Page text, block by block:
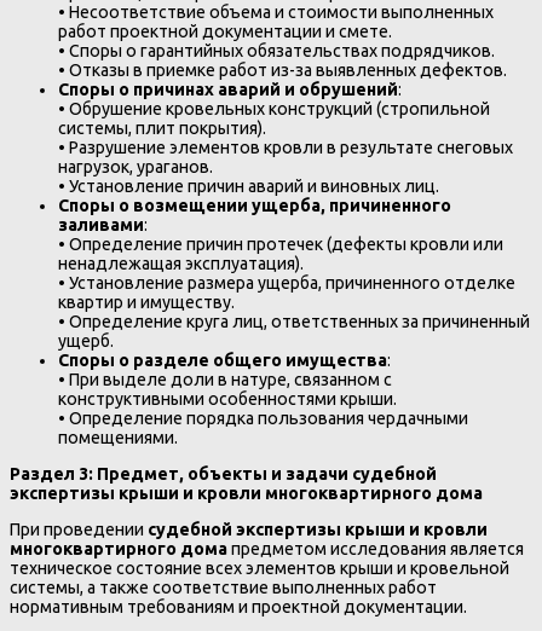
• Несоответствие объема и стоимости выполненных
работ проектной документации и смете.
• Споры о гарантийных обязательствах подрядчиков.
• Отказы в приемке работ из-за выявленных дефектов.
Споры о причинах аварий и обрушений:
• Обрушение кровельных конструкций (стропильной
системы, плит покрытия).
• Разрушение элементов кровли в результате снеговых
нагрузок, ураганов.
• Установление причин аварий и виновных лиц.
Споры о возмещении ущерба, причиненного
заливами:
• Определение причин протечек (дефекты кровли или
ненадлежащая эксплуатация).
• Установление размера ущерба, причиненного отделке
квартир и имуществу.
• Определение круга лиц, ответственных за причиненный
ущерб.
Споры о разделе общего имущества:
• При выделе доли в натуре, связанном с
конструктивными особенностями крыши.
• Определение порядка пользования чердачными
помещениями.
Раздел 3: Предмет, объекты и задачи судебной
экспертизы крыши и кровли многоквартирного дома
При проведении судебной экспертизы крыши и кровли
многоквартирного домапредметом исследования является
техническое состояние всех элементов крыши и кровельной
системы, а также соответствие выполненных работ
нормативным требованиям и проектной документации.